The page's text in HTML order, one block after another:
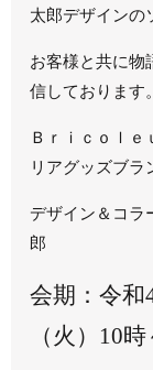
太郎デザインの
お客様と共に物
信しております。
Ｂｒｉｃｏｌ
リアグッズブラ
デザイン＆コラ
郎
会期：令和
（火） 10